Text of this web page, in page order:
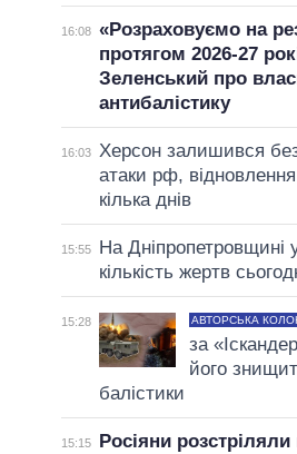
16:08 «Розраховуємо на
протягом 2026-27
Зеленський про
антибалістику
16:03 Херсон залишився без
атаки рф,
кілька днів
15:55
На Дніпропетровщині
кількість жертв
15:28 АВТОРСЬКА
за
його
балістики
15:15
Росіяни